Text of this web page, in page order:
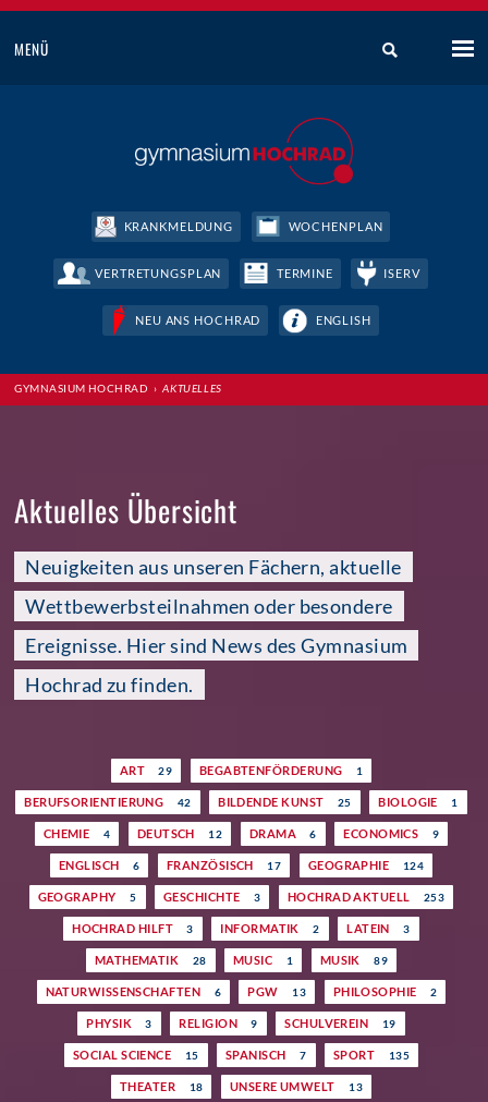
MENÜ
KRANKMELDUNG WOCHENPLAN
VERTRETUNGSPLAN TERMINE ISERV
NEU ANS HOCHRAD ENGLISH
GYMNASIUM HOCHRAD ›AKTUELLES
Aktuelles Übersicht
Neuigkeiten aus unseren Fächern, aktuelle
Wettbewerbsteilnahmen oder besondere
Ereignisse. Hier sind News des Gymnasium
Hochrad zu finden.
ART 29 BEGABTENFÖRDERUNG 1
BERUFSORIENTIERUNG 42 BILDENDE KUNST 25 BIOLOGIE 1
CHEMIE 4 DEUTSCH 12 DRAMA 6 ECONOMICS 9
ENGLISCH 6 FRANZÖSISCH 17 GEOGRAPHIE 124
GEOGRAPHY 5 GESCHICHTE 3 HOCHRAD AKTUELL 253
HOCHRAD HILFT 3 INFORMATIK 2 LATEIN 3
MATHEMATIK 28 MUSIC 1 MUSIK 89
NATURWISSENSCHAFTEN 6 PGW 13 PHILOSOPHIE 2
PHYSIK 3 RELIGION 9 SCHULVEREIN 19
SOCIAL SCIENCE 15 SPANISCH 7 SPORT 135
THEATER 18 UNSERE UMWELT 13